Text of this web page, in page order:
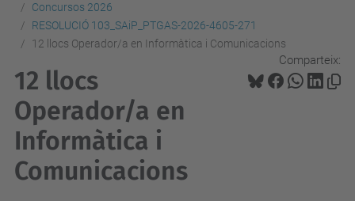
Concursos 2026
RESOLUCIÓ 103_SAiP_PTGAS-2026-4605-271
12 llocs Operador/a en Informàtica i Comunicacions
Comparteix:
12 llocs
Operador/a en
Informàtica i
Comunicacions